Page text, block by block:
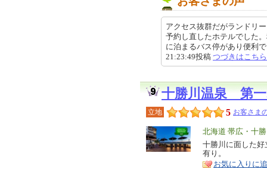
アクセス抜群だがランドリ
予約し直したホテルでした
に泊まるバス停があり便利
21:23:49投稿 つづきはこちら
十勝川温泉 第
立地 5 お客さま
エ
リ
ア
北海道 帯広・十勝
特
徴
十勝川に面した
有り。
お気に入りに